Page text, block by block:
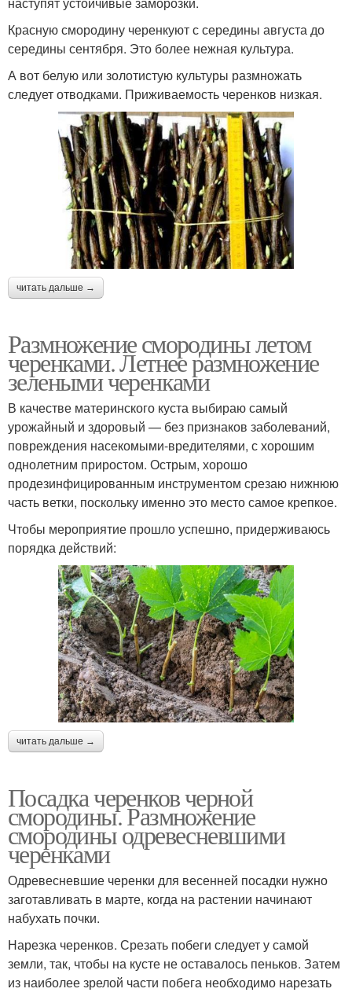
Красную смородину черенкуют с середины августа до
середины сентября. Это более нежная культура.
А вот белую или золотистую культуры размножать
следует отводками. Приживаемость черенков низкая.
читать дальше →
Размножение смородины летом
черенками. Летнее размножение
зелеными черенками
В качестве материнского куста выбираю самый
урожайный и здоровый — без признаков заболеваний,
повреждения насекомыми-вредителями, с хорошим
однолетним приростом. Острым, хорошо
продезинфицированным инструментом срезаю нижнюю
часть ветки, поскольку именно это место самое крепкое.
Чтобы мероприятие прошло успешно, придерживаюсь
порядка действий:
читать дальше →
Посадка черенков черной
смородины. Размножение
смородины одревесневшими
черенками
Одревесневшие черенки для весенней посадки нужно
заготавливать в марте, когда на растении начинают
набухать почки.
Нарезка черенков. Срезать побеги следует у самой
земли, так, чтобы на кусте не оставалось пеньков. Затем
из наиболее зрелой части побега необходимо нарезать